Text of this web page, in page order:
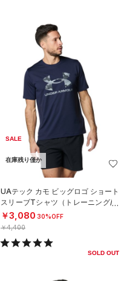
SALE
在庫残り僅か
UAテック カモ ビッグロゴ ショート
スリーブTシャツ（トレーニング/M
EN）
￥3,080 30%OFF
￥4,400
SOLD OUT